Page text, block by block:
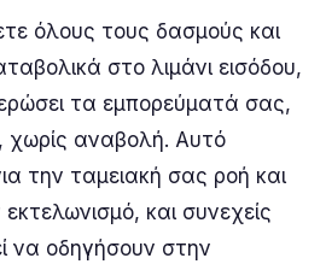
όλους τους δασμούς και
στο λιμάνι εισόδου,
τα εμπορεύματά σας,
χωρίς αναβολή. Αυτό
την ταμειακή σας ροή και
και συνεχείς
να οδηγήσουν στην